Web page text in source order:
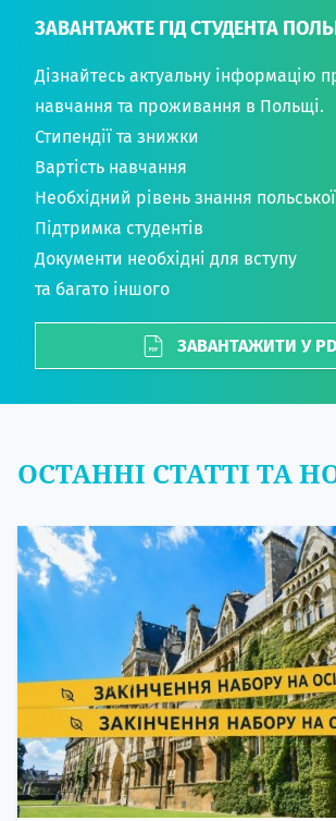
ЗАВАНТАЖТЕ ГІД СТУДЕНТА
Дізнайтесь актуальну інформацію
навчання та проживання в Польщі.
Стипендії та знижки
Вартість навчання
Необхідний рівень знання
Підтримка студентів
Документи необхідні для вступу
та багато іншого
ЗАВАНТАЖИТИ У
ОСТАННІ СТАТТІ ТА